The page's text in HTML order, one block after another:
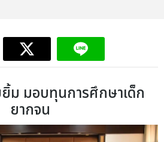
ม มอบทุนการศึกษาเด็ก
ยากจน